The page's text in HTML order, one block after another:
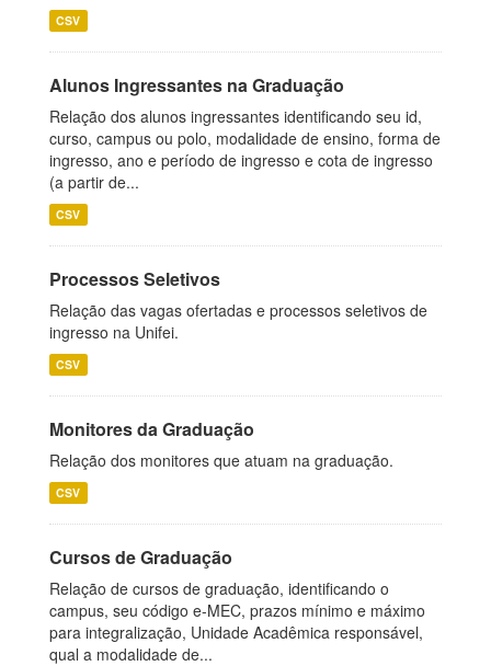
CSV
Alunos Ingressantes na Graduação
Relação dos alunos ingressantes identificando seu id,
curso, campus ou polo, modalidade de ensino, forma de
ingresso, ano e período de ingresso e cota de ingresso
(a partir de...
CSV
Processos Seletivos
Relação das vagas ofertadas e processos seletivos de
ingresso na Unifei.
CSV
Monitores da Graduação
Relação dos monitores que atuam na graduação.
CSV
Cursos de Graduação
Relação de cursos de graduação, identificando o
campus, seu código e-MEC, prazos mínimo e máximo
para integralização, Unidade Acadêmica responsável,
qual a modalidade de...